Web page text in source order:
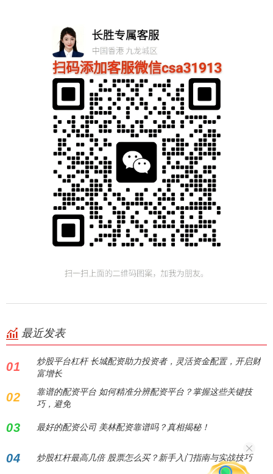
最近发表
01
炒股平台杠杆 长城配资助力投资者，灵活资金配置，开启财
富增长
02
靠谱的配资平台 如何精准分辨配资平台？掌握这些关键技
巧，避免
03 最好的配资公司 美林配资靠谱吗？真相揭秘！
04 炒股杠杆最高几倍 股票怎么买？新手入门指南与实战技巧